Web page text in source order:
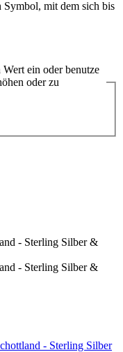
Symbol, mit dem sich bis
ein oder benutze
oder zu
- Sterling Silber